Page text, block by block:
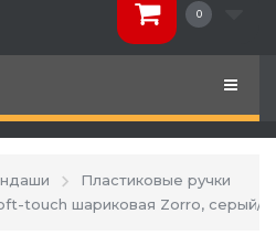
0
Пластиковые ручки
touch шариковая Zorro, серый/